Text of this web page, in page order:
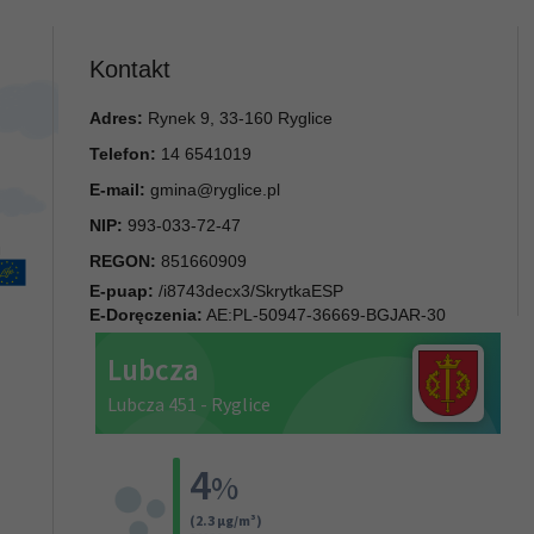
Kontakt
Adres: Rynek 9, 33-160 Ryglice
Telefon: 14 6541019
E-mail: gmina@ryglice.pl
NIP: 993-033-72-47
REGON: 851660909
E-puap: /i8743decx3/SkrytkaESP
E-Doręczenia: AE:PL-50947-36669-BGJAR-30